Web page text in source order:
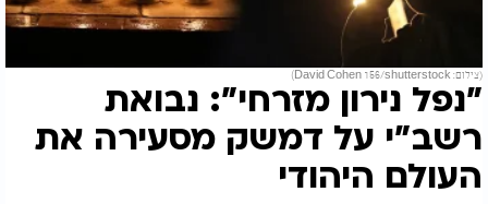
(צילום: David Cohen 156/shutterstock)
"נפל נירון מזרחי": נבואת
רשב"י על דמשק מסעירה את
העולם היהודי